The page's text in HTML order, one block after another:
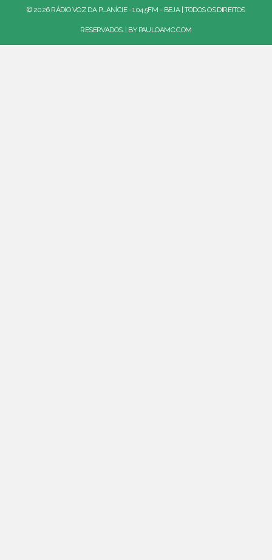
© 2026 RÁDIO VOZ DA PLANÍCIE - 104.5FM - BEJA | TODOS OS DIREITOS
RESERVADOS. | BY PAULOAMC.COM